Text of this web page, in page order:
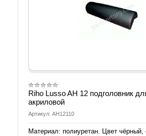
Riho Lusso AH 12 подголовник
акриловой
Артикул: AH12110
Материал: полиуретан. Цвет чёрный,